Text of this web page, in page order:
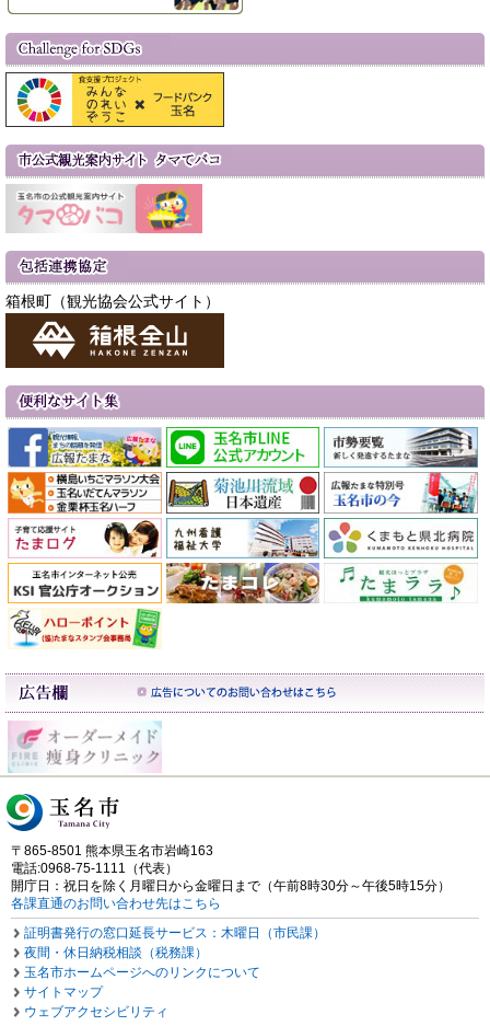
箱根町（観光協会公式サイト）
〒865-8501 熊本県玉名市岩崎163
電話:0968-75-1111（代表）
開庁日：祝日を除く月曜日から金曜日まで（午前8時30分～午後5時15分）
各課直通のお問い合わせ先はこちら
証明書発行の窓口延長サービス：木曜日（市民課）
夜間・休日納税相談（税務課）
玉名市ホームページへのリンクについて
サイトマップ
ウェブアクセシビリティ